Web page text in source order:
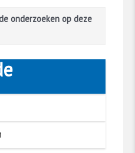
onderzoeken op deze
de algemene
regelmatig
het drugsgebruik in de
komen uit
onder representatieve